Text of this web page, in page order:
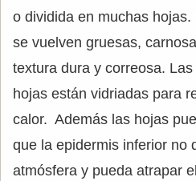
o dividida en muchas
se vuelven gruesas,
textura dura y correosa.
hojas están vidriadas para
calor. Además las hojas
que la epidermis inferior no
atmósfera y pueda atrapar